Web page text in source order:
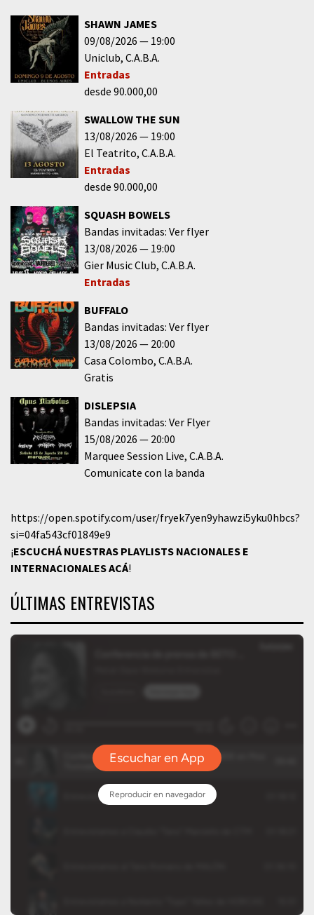
SHAWN JAMES
09/08/2026
19:00
Uniclub C.A.B.A.
Entradas
desde 90.000,00
SWALLOW THE SUN
13/08/2026
19:00
El Teatrito C.A.B.A.
Entradas
desde 90.000,00
SQUASH BOWELS
Bandas invitadas: Ver flyer
13/08/2026
19:00
Gier Music Club C.A.B.A.
Entradas
BUFFALO
Bandas invitadas: Ver flyer
13/08/2026
20:00
Casa Colombo C.A.B.A.
Gratis
DISLEPSIA
Bandas invitadas: Ver Flyer
15/08/2026
20:00
Marquee Session Live C.A.B.A.
Comunicate con la banda
https://open.spotify.com/user/fryek7yen9yhawzi5yku0hbcs?
si=04fa543cf01849e9
¡ESCUCHÁ NUESTRAS PLAYLISTS NACIONALES E
INTERNACIONALESACÁ!
ÚLTIMAS ENTREVISTAS